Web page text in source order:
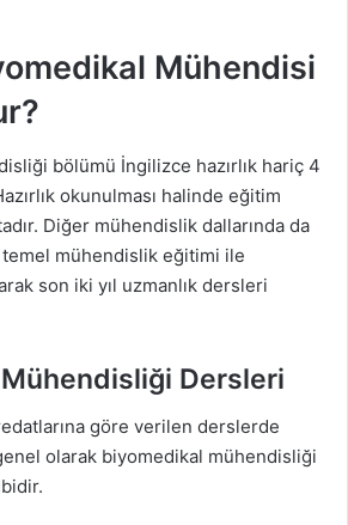
Mühendisi
bölümü İngilizce hazırlık hariç 4
okunulması halinde eğitim
Diğer mühendislik dallarında da
mühendislik eğitimi ile
son iki yıl uzmanlık dersleri
Dersleri
göre verilen derslerde
olarak biyomedikal mühendisliği